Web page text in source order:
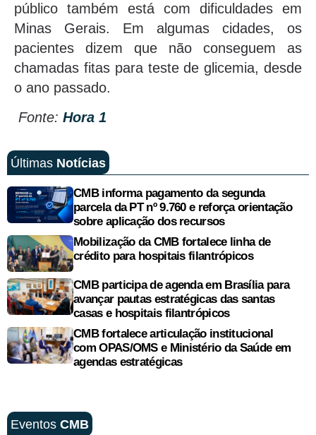
público também está com dificuldades em
Minas Gerais. Em algumas cidades, os
pacientes dizem que não conseguem as
chamadas fitas para teste de glicemia, desde
o ano passado.
Fonte: Hora 1
Últimas Notícias
CMB informa pagamento da segunda
parcela da PT nº 9.760 e reforça orientação
sobre aplicação dos recursos
Mobilização da CMB fortalece linha de
crédito para hospitais filantrópicos
CMB participa de agenda em Brasília para
avançar pautas estratégicas das santas
casas e hospitais filantrópicos
CMB fortalece articulação institucional
com OPAS/OMS e Ministério da Saúde em
agendas estratégicas
Eventos CMB